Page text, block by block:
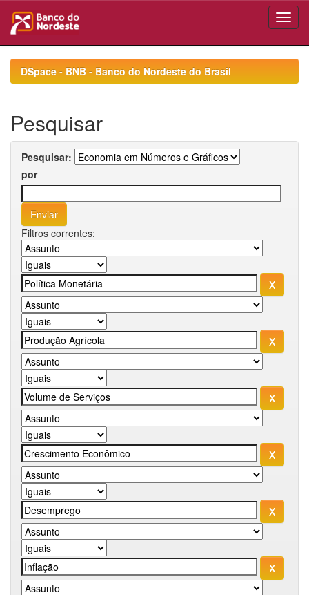
navigationDSpace - BNB - Banco do Nordeste do Brasil
Pesquisar
Pesquisar:
por
Filtros correntes: